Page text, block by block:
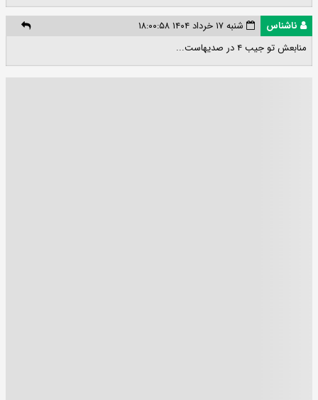
ناشناس
شنبه ۱۷ خرداد ۱۴۰۴ ۱۸:۰۰:۵۸
منابعش تو جیب ۴ در صدیهاست...